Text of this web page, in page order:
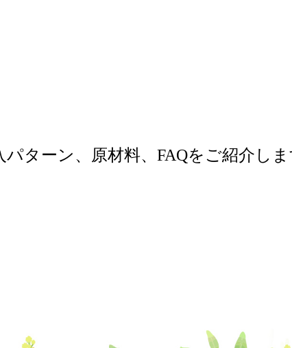
ターン、原材料、FAQをご紹介しま